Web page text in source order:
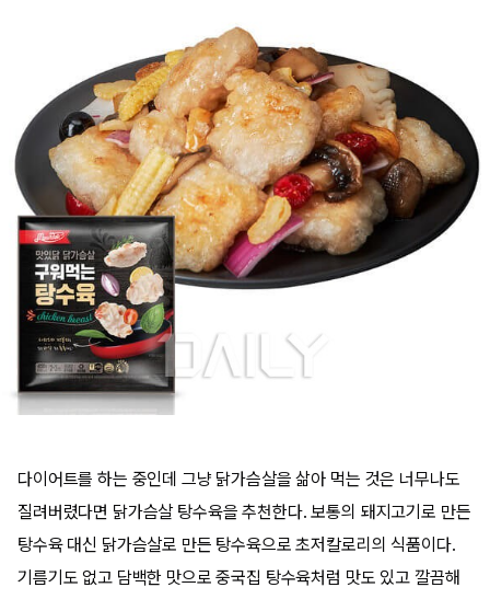
다이어트를 하는 중인데 그냥 닭가슴살을 삶아 먹는 것은 너무나도
질려버렸다면 닭가슴살 탕수육을 추천한다. 보통의 돼지고기로 만든
탕수육 대신 닭가슴살로 만든 탕수육으로 초저칼로리의 식품이다.
기름기도 없고 담백한 맛으로 중국집 탕수육처럼 맛도 있고 깔끔해